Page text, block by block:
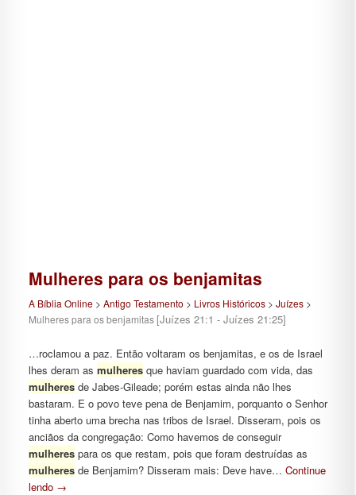
Mulheres para os benjamitas
A Bíblia Online> Antigo Testamento > Livros Históricos> Juízes>
Mulheres para os benjamitas [Juízes 21:1 - Juízes 21:25]
…roclamou a paz. Então voltaram os benjamitas, e os de Israel
lhes deram as mulheresque haviam guardado com vida, das
mulheresde Jabes-Gileade; porém estas ainda não lhes
bastaram. E o povo teve pena de Benjamim, porquanto o Senhor
tinha aberto uma brecha nas tribos de Israel. Disseram, pois os
anciãos da congregação: Como havemos de conseguir
mulherespara os que restam, pois que foram destruídas as
mulheresde Benjamim? Disseram mais: Deve have… Continue
lendo →